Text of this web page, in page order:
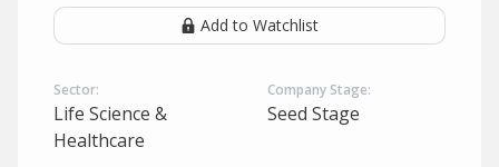
Add to Watchlist
Sector:
Life Science &
Healthcare
Company Stage:
Seed Stage